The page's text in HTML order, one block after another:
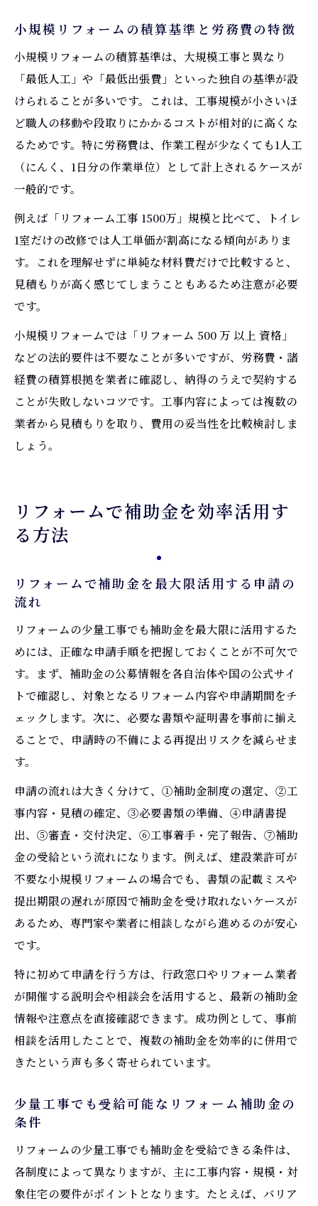
小規模リフォームの積算基準と労務費の特徴
小規模リフォームの積算基準は、大規模工事と異なり
「最低人工」や「最低出張費」といった独自の基準が設
けられることが多いです。これは、工事規模が小さいほ
ど職人の移動や段取りにかかるコストが相対的に高くな
るためです。特に労務費は、作業工程が少なくても1人工
（にんく、1日分の作業単位）として計上されるケースが
一般的です。
例えば「リフォーム工事 1500万」規模と比べて、トイレ
1室だけの改修では人工単価が割高になる傾向がありま
す。これを理解せずに単純な材料費だけで比較すると、
見積もりが高く感じてしまうこともあるため注意が必要
です。
小規模リフォームでは「リフォーム 500 万 以上 資格」
などの法的要件は不要なことが多いですが、労務費・諸
経費の積算根拠を業者に確認し、納得のうえで契約する
ことが失敗しないコツです。工事内容によっては複数の
業者から見積もりを取り、費用の妥当性を比較検討しま
しょう。
リフォームで補助金を効率活用す
る方法
リフォームで補助金を最大限活用する申請の
流れ
リフォームの少量工事でも補助金を最大限に活用するた
めには、正確な申請手順を把握しておくことが不可欠で
す。まず、補助金の公募情報を各自治体や国の公式サイ
トで確認し、対象となるリフォーム内容や申請期間をチ
ェックします。次に、必要な書類や証明書を事前に揃え
ることで、申請時の不備による再提出リスクを減らせま
す。
申請の流れは大きく分けて、①補助金制度の選定、②工
事内容・見積の確定、③必要書類の準備、④申請書提
出、⑤審査・交付決定、⑥工事着手・完了報告、⑦補助
金の受給という流れになります。例えば、建設業許可が
不要な小規模リフォームの場合でも、書類の記載ミスや
提出期限の遅れが原因で補助金を受け取れないケースが
あるため、専門家や業者に相談しながら進めるのが安心
です。
特に初めて申請を行う方は、行政窓口やリフォーム業者
が開催する説明会や相談会を活用すると、最新の補助金
情報や注意点を直接確認できます。成功例として、事前
相談を活用したことで、複数の補助金を効率的に併用で
きたという声も多く寄せられています。
少量工事でも受給可能なリフォーム補助金の
条件
リフォームの少量工事でも補助金を受給できる条件は、
各制度によって異なりますが、主に工事内容・規模・対
象住宅の要件がポイントとなります。たとえば、バリア